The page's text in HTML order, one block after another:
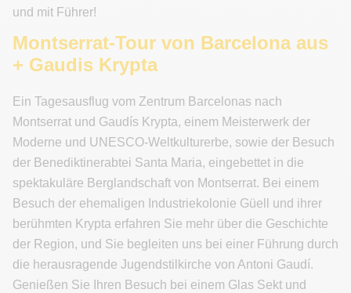
und mit Führer!
Montserrat-Tour von Barcelona aus
+ Gaudis Krypta
Ein Tagesausflug vom Zentrum Barcelonas nach
Montserrat und Gaudís Krypta, einem Meisterwerk der
Moderne und UNESCO-Weltkulturerbe, sowie der Besuch
der Benediktinerabtei Santa Maria, eingebettet in die
spektakuläre Berglandschaft von Montserrat. Bei einem
Besuch der ehemaligen Industriekolonie Güell und ihrer
berühmten Krypta erfahren Sie mehr über die Geschichte
der Region, und Sie begleiten uns bei einer Führung durch
die herausragende Jugendstilkirche von Antoni Gaudí.
Genießen Sie Ihren Besuch bei einem Glas Sekt und